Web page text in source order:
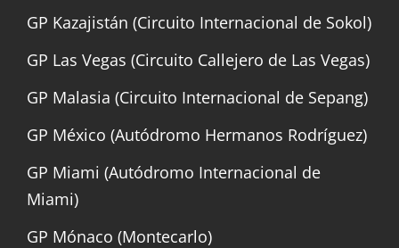
GP Kazajistán (Circuito Internacional de Sokol)
GP Las Vegas (Circuito Callejero de Las Vegas)
GP Malasia (Circuito Internacional de Sepang)
GP México (Autódromo Hermanos Rodríguez)
GP Miami (Autódromo Internacional de
Miami)
GP Mónaco (Montecarlo)